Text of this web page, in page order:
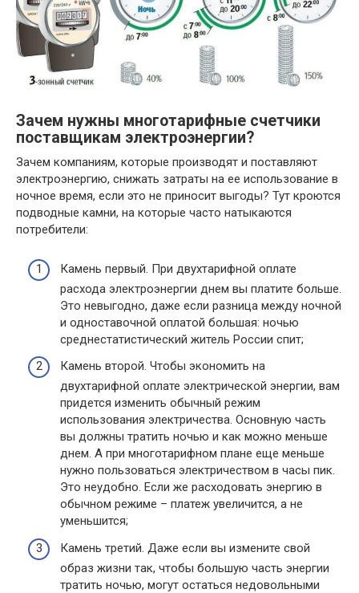
Зачем нужны многотарифные счетчики
поставщикам электроэнергии?
Зачем компаниям, которые производят и поставляют
электроэнергию, снижать затраты на ее использование в
ночное время, если это не приносит выгоды? Тут кроются
подводные камни, на которые часто натыкаются
потребители:
Камень первый. При двухтарифной оплате
расхода электроэнергии днем вы платите больше.
Это невыгодно, даже если разница между ночной
и одноставочной оплатой большая: ночью
среднестатистический житель России спит;
Камень второй. Чтобы экономить на
двухтарифной оплате электрической энергии, вам
придется изменить обычный режим
использования электричества. Основную часть
вы должны тратить ночью и как можно меньше
днем. А при многотарифном плане еще меньше
нужно пользоваться электричеством в часы пик.
Это неудобно. Если же расходовать энергию в
обычном режиме – платеж увеличится, а не
уменьшится;
Камень третий. Даже если вы измените свой
образ жизни так, чтобы большую часть энергии
тратить ночью, могут остаться недовольными